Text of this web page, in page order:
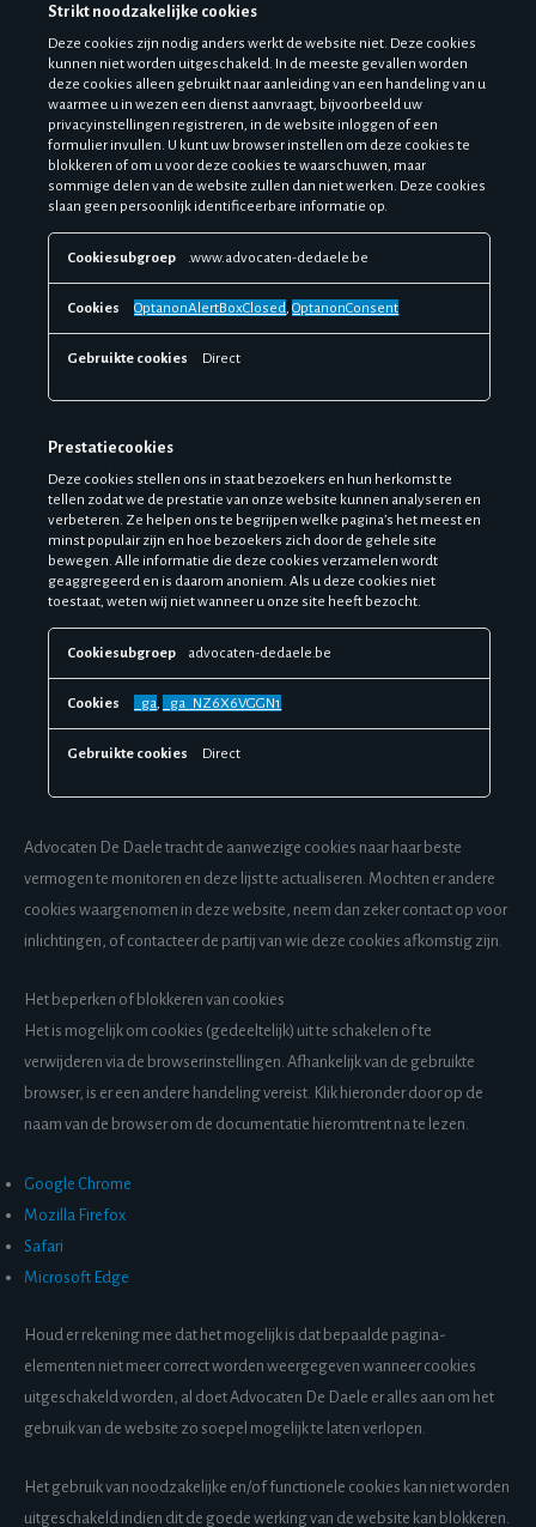
Strikt noodzakelijke cookies
Deze cookies zijn nodig anders werkt de website niet. Deze cookies
kunnen niet worden uitgeschakeld. In de meeste gevallen worden
deze cookies alleen gebruikt naar aanleiding van een handeling van u
waarmee u in wezen een dienst aanvraagt, bijvoorbeeld uw
privacyinstellingen registreren, in de website inloggen of een
formulier invullen. U kunt uw browser instellen om deze cookies te
blokkeren of om u voor deze cookies te waarschuwen, maar
sommige delen van de website zullen dan niet werken. Deze cookies
slaan geen persoonlijk identificeerbare informatie op.
S
r
o
z
a
k
e
l
i
j
k
e
.www.advocaten-dedaele.be
OptanonAlertBoxClosed ,OptanonConsent
Direct
Prestatiecookies
Deze cookies stellen ons in staat bezoekers en hun herkomst te
tellen zodat we de prestatie van onze website kunnen analyseren en
verbeteren. Ze helpen ons te begrijpen welke pagina’s het meest en
minst populair zijn en hoe bezoekers zich door de gehele site
bewegen. Alle informatie die deze cookies verzamelen wordt
geaggregeerd en is daarom anoniem. Als u deze cookies niet
toestaat, weten wij niet wanneer u onze site heeft bezocht.
P
e
t
i
o
o
i
e
advocaten-dedaele.be
_ga, _ga_NZ6X6VGGN1
Direct
Advocaten De Daele tracht de aanwezige cookies naar haar beste
vermogen te monitoren en deze lijst te actualiseren. Mochten er andere
cookies waargenomen in deze website, neem dan zeker contact op voor
inlichtingen, of contacteer de partij van wie deze cookies afkomstig zijn.
Het beperken of blokkeren van cookies
Het is mogelijk om cookies (gedeeltelijk) uit te schakelen of te
verwijderen via de browserinstellingen. Afhankelijk van de gebruikte
browser, is er een andere handeling vereist. Klik hieronder door op de
naam van de browser om de documentatie hieromtrent na te lezen.
Google Chrome
Mozilla Firefox
Safari
Microsoft Edge
Houd er rekening mee dat het mogelijk is dat bepaalde pagina-
elementen niet meer correct worden weergegeven wanneer cookies
uitgeschakeld worden, al doet Advocaten De Daele er alles aan om het
gebruik van de website zo soepel mogelijk te laten verlopen.
Het gebruik van noodzakelijke en/of functionele cookies kan niet worden
uitgeschakeld indien dit de goede werking van de website kan blokkeren.